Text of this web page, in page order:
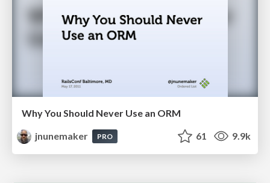
Why You Should Never Use an ORM
jnunemaker
PRO 61 9.9k